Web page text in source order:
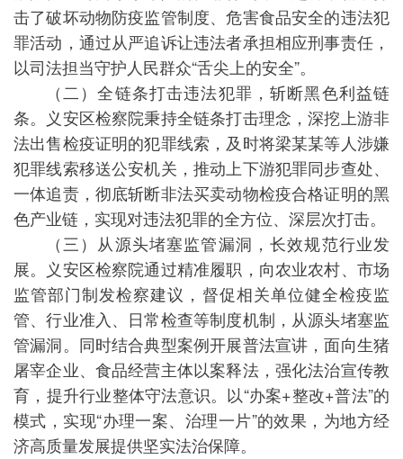
击了破坏动物防疫监管制度、危害食品安全的违法犯
罪活动，通过从严追诉让违法者承担相应刑事责任，
以司法担当守护人民群众“舌尖上的安全”。
（二）全链条打击违法犯罪，斩断黑色利益链
条。义安区检察院秉持全链条打击理念，深挖上游非
法出售检疫证明的犯罪线索，及时将梁某某等人涉嫌
犯罪线索移送公安机关，推动上下游犯罪同步查处、
一体追责，彻底斩断非法买卖动物检疫合格证明的黑
色产业链，实现对违法犯罪的全方位、深层次打击。
（三）从源头堵塞监管漏洞，长效规范行业发
展。义安区检察院通过精准履职，向农业农村、市场
监管部门制发检察建议，督促相关单位健全检疫监
管、行业准入、日常检查等制度机制，从源头堵塞监
管漏洞。同时结合典型案例开展普法宣讲，面向生猪
屠宰企业、食品经营主体以案释法，强化法治宣传教
育，提升行业整体守法意识。以“办案+整改+普法”的
模式，实现“办理一案、治理一片”的效果，为地方经
济高质量发展提供坚实法治保障。